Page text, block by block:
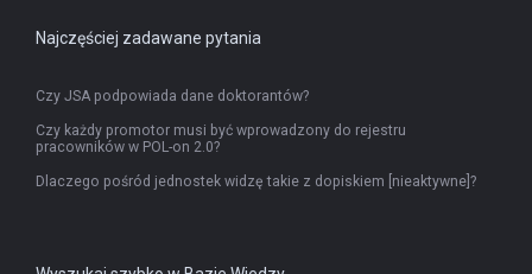
Najczęściej zadawane pytania
Czy JSA podpowiada dane doktorantów?
Czy każdy promotor musi być wprowadzony do rejestru
pracowników w POL-on 2.0?
Dlaczego pośród jednostek widzę takie z dopiskiem [nieaktywne]?